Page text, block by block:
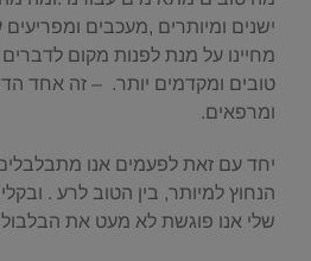
ישנים ומיותרים ,מעכבים ומפריעים
מחיינו על מנת לפנות מקום
טובים ומקדמים יותר. – זה אחד
ומרפאים.
יחד עם זאת לפעמים אנו מתבלבלים
הנחוץ למיותר, בין הטוב לרע .
שלי אנו פוגשת לא מעט את